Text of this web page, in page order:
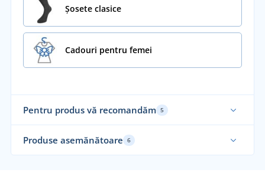
Șosete clasice
Cadouri pentru femei
Pentru produs vă recomandăm 5
Produse asemănătoare 6